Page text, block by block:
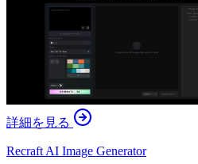
詳細を見る
Recraft AI Image Generator